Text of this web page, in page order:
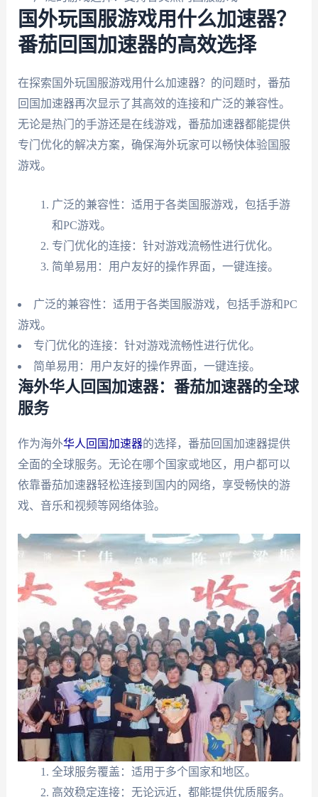
国外玩国服游戏用什么加速器？
番茄回国加速器的高效选择
在探索国外玩国服游戏用什么加速器？的问题时，番茄
回国加速器再次显示了其高效的连接和广泛的兼容性。
无论是热门的手游还是在线游戏，番茄加速器都能提供
专门优化的解决方案，确保海外玩家可以畅快体验国服
游戏。
广泛的兼容性：适用于各类国服游戏，包括手游
和PC游戏。
专门优化的连接：针对游戏流畅性进行优化。
简单易用：用户友好的操作界面，一键连接。
广泛的兼容性：适用于各类国服游戏，包括手游和PC
游戏。
专门优化的连接：针对游戏流畅性进行优化。
简单易用：用户友好的操作界面，一键连接。
海外华人回国加速器：番茄加速器的全球
服务
作为海外华人回国加速器的选择，番茄回国加速器提供
全面的全球服务。无论在哪个国家或地区，用户都可以
依靠番茄加速器轻松连接到国内的网络，享受畅快的游
戏、音乐和视频等网络体验。
全球服务覆盖：适用于多个国家和地区。
高效稳定连接：无论远近，都能提供优质服务。